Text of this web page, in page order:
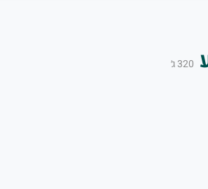
פרימיום עד פתח
320ג׳